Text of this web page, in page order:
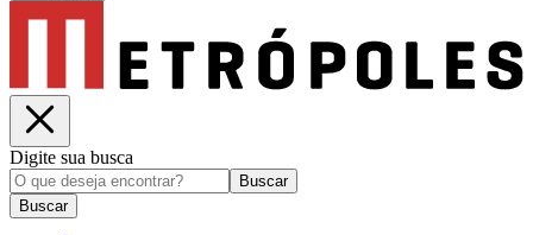
Digite sua busca
Buscar
Buscar